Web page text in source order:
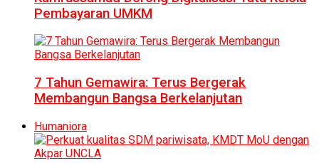
Pembayaran UMKM
7 Tahun Gemawira: Terus Bergerak
Membangun Bangsa Berkelanjutan
Humaniora